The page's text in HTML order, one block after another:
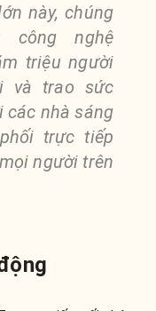
này, chúng
nghệ
triệu người
và trao sức
các nhà sáng
trực tiếp
người trên